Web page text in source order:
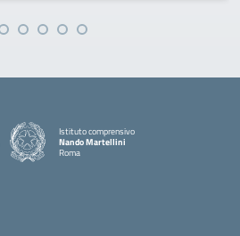
Istituto comprensivo
Nando Martellini
Roma